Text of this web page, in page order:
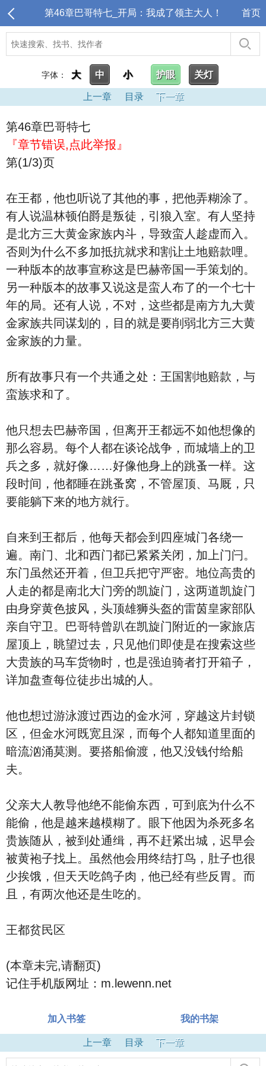
第46章巴哥特七_开局：我成了领主大人！ 首页
字体： 大 中 小 护眼 关灯
上一章 目录 下一章
第46章巴哥特七
『章节错误,点此举报』
第(1/3)页
在王都，他也听说了其他的事，把他弄糊涂了。
有人说温林顿伯爵是叛徒，引狼入室。有人坚持
是北方三大黄金家族内斗，导致蛮人趁虚而入。
否则为什么不多加抵抗就求和割让土地赔款哩。
一种版本的故事宣称这是巴赫帝国一手策划的。
另一种版本的故事又说这是蛮人布了的一个七十
年的局。还有人说，不对，这些都是南方九大黄
金家族共同谋划的，目的就是要削弱北方三大黄
金家族的力量。
所有故事只有一个共通之处：王国割地赔款，与
蛮族求和了。
他只想去巴赫帝国，但离开王都远不如他想像的
那么容易。每个人都在谈论战争，而城墙上的卫
兵之多，就好像……好像他身上的跳蚤一样。这
段时间，他都睡在跳蚤窝，不管屋顶、马厩，只
要能躺下来的地方就行。
自来到王都后，他每天都会到四座城门各绕一
遍。南门、北和西门都已紧紧关闭，加上门闩。
东门虽然还开着，但卫兵把守严密。地位高贵的
人走的都是南北大门旁的凯旋门，这两道凯旋门
由身穿黄色披风，头顶雄狮头盔的雷茵皇家部队
亲自守卫。巴哥特曾趴在凯旋门附近的一家旅店
屋顶上，眺望过去，只见他们即使是在搜索这些
大贵族的马车货物时，也是强迫骑者打开箱子，
详加盘查每位徒步出城的人。
他也想过游泳渡过西边的金水河，穿越这片封锁
区，但金水河既宽且深，而每个人都知道里面的
暗流汹涌莫测。要搭船偷渡，他又没钱付给船
夫。
父亲大人教导他绝不能偷东西，可到底为什么不
能偷，他是越来越模糊了。眼下他因为杀死多名
贵族随从，被到处通缉，再不赶紧出城，迟早会
被黄袍子找上。虽然他会用终结打鸟，肚子也很
少挨饿，但天天吃鸽子肉，他已经有些反胃。而
且，有两次他还是生吃的。
王都贫民区
(本章未完,请翻页)
记住手机版网址：m.lewenn.net
加入书签 我的书架
上一章 目录 下一章